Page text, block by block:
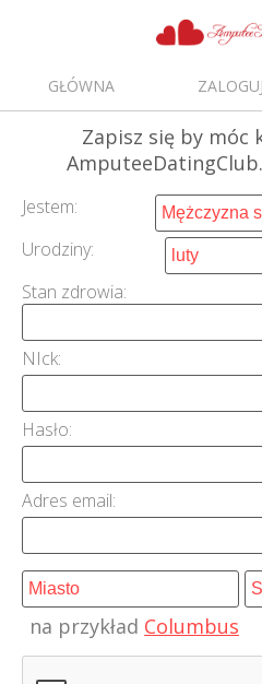
GŁÓWNA
Zapisz sięby móc
Jestem:
Urodziny:
Stan zdrowia:
NIck:
Hasło:
Adres email:
na przykład Columbus